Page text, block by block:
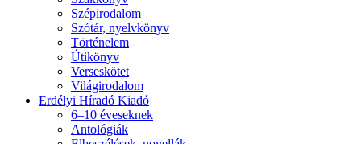
Szépirodalom
Szótár, nyelvkönyv
Történelem
Útikönyv
Verseskötet
Világirodalom
Erdélyi Híradó Kiadó
6–10 éveseknek
Antológiák